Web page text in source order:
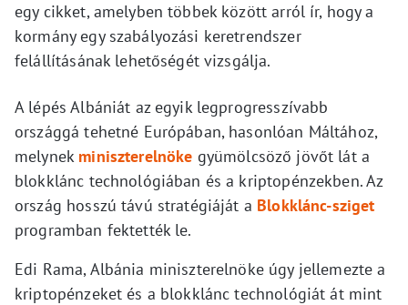
egy cikket, amelyben többek között arról ír, hogy a
kormány egy szabályozási keretrendszer
felállításának lehetőségét vizsgálja.
A lépés Albániát az egyik legprogresszívabb
országgá tehetné Európában, hasonlóan Máltához,
melynek miniszterelnöke gyümölcsöző jövőt lát a
blokklánc technológiában és a kriptopénzekben. Az
ország hosszú távú stratégiáját a Blokklánc-sziget
programban fektették le.
Edi Rama, Albánia miniszterelnöke úgy jellemezte a
kriptopénzeket és a blokklánc technológiát át mint